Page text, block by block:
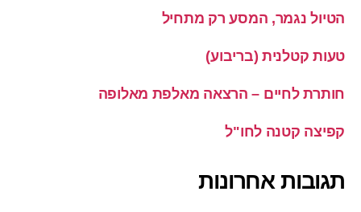
הטיול נגמר, המסע רק מתחיל
טעות קטלנית (בריבוע)
חותרת לחיים – הרצאה מאלפת מאלופה
קפיצה קטנה לחו"ל
תגובות אחרונות